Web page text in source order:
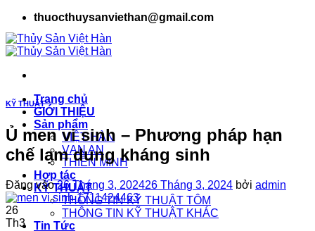
nội
dung
thuocthuysanviethan@gmail.com
Trang chủ
GIỚI THIỆU
Sản phẩm
VIỆT HÀN
VẠN AN
THIÊN MINH
Hợp tác
KỸ THUẬT
THÔNG TIN KỸ THUẬT TÔM
THÔNG TIN KỸ THUẬT KHÁC
Tin Tức
KỸ THUẬT
Ủ men vi sinh – Phương pháp hạn
chế lạm dung kháng sinh
Đăng vào26 Tháng 3, 202426 Tháng 3, 2024 bởi admin
26
Th3